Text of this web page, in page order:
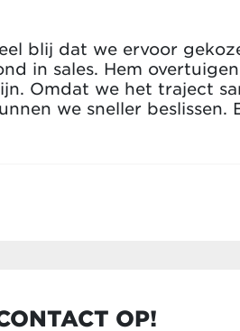
blij dat we ervoor
in sales. Hem
Omdat we het traject
we sneller
OP!